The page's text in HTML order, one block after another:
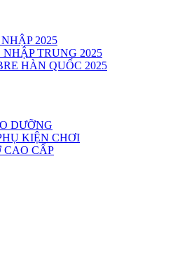
2025
TRUNG 2025
HÀN QUỐC 2025
DƯỠNG
KIỆN CHƠI
CAO CẤP